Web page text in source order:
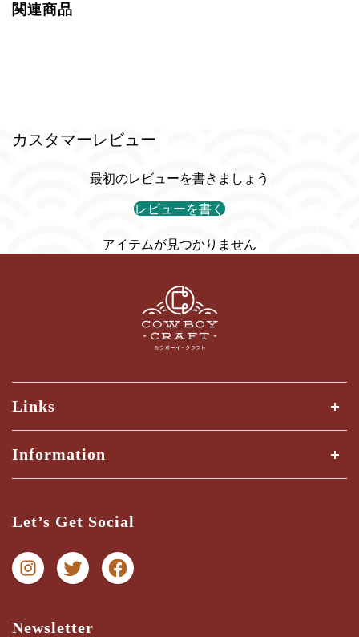
関連商品
カスタマーレビュー
最初のレビューを書きましょう
レビューを書く
アイテムが見つかりません
Links
全ての商品
商品検索
Information
納期・配送ガイド
プライバシー
特商法に関する表記
Let’s Get Social
Newsletter